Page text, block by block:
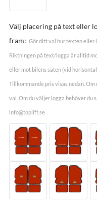
Välj placering på text eller
fram: Gör ditt val hur texten eller
Riktningen på text/logga är alltid
eller mot bilens säten (vid
Tillkommande pris visas nedan.
val. Om du väljer logga behöver du
info@toplift.se